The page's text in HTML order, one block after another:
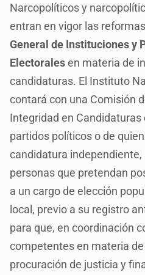
Narcopolíticos y
entran en vigor las
General de Instituciones y
Electoralesen materia de
candidaturas. El Instituto
contará con una Comisión
Integridad en Candidaturas
partidos políticos o de
candidatura
personas que pretendan
a un cargo de elección
local, previo a su registro
para que, en coordinación
competentes en materia
procuración de justicia y